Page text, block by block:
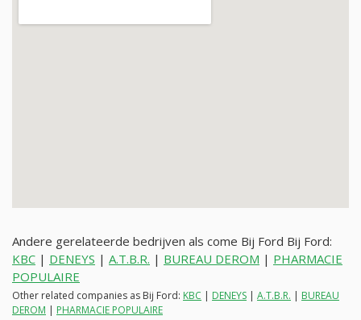
Andere gerelateerde bedrijven als come Bij Ford Bij Ford:
KBC | DENEYS | A.T.B.R. | BUREAU DEROM | PHARMACIE
POPULAIRE
Other related companies as Bij Ford: KBC | DENEYS | A.T.B.R. | BUREAU
DEROM | PHARMACIE POPULAIRE